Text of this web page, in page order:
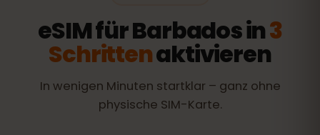
eSIM für Barbados in3
Schrittenaktivieren
In wenigen Minuten startklar – ganz ohne
physische SIM-Karte.